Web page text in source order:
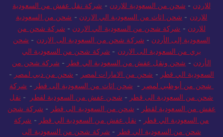
للاردن - شحن من السعودية للاردن - شركة نقل عفش من السعودية
للاردن - شحن اثاث من السعودية الي الاردن - شحن من السعودية
للاردن - شركة شحن من السعودية الي الاردن - شركة شحن من
السعودية إلى الأردن - شركة شحن من السعودية الى الاردن - شحن
بري من السعودية الى الاردن - شركة شحن من السعودية الي
الأردن - شحن ونقل عفش من السعودية الي قطر - شركة شحن من
السعودية الي قطر - شحن من الامارات لمصر - شحن من دبي لمصر -
شحن من أبوظبي لمصر - شحن اثاث من السعودية الى قطر - شركة
شحن من السعودية الى قطر - شحن عفش من السعودية لقطر - نقل
عفش من السعودية لقطر - شحن من السعودية الى قطر - شركة شحن
من السعودية الي قطر - نقل عفش من السعودية الي قطر - شركة
شحن من السعودية الي قطر - شركة شحن من السعودية الى